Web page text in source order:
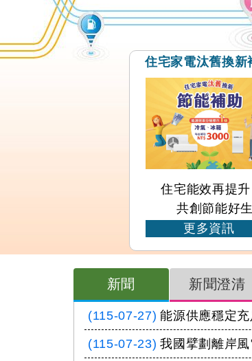
住宅家電汰舊換新
住宅能效再提升
共創節能好生
更多資訊
新聞
(115-07-27) 能源供應穩定
(115-07-23)
新聞澄清